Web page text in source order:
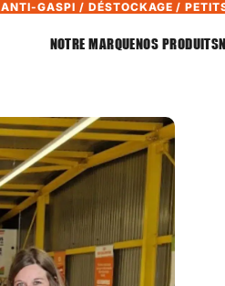
ANTI-GASPI / DÉSTOCKAGE /
NOTRE MARQUENOS PRODUITS